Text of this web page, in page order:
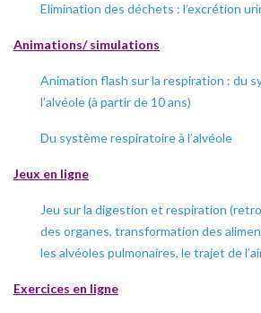
Elimination des déchets : l’excrétion
Animations/ simulations
Animation flash sur la respiration : du
l’alvéole (à partir de 10 ans)
Du système respiratoire à l’alvéole
Jeux en ligne
Jeu sur la digestion et respiration
des organes, transformation des
les alvéoles pulmonaires, le trajet de
Exercices en ligne